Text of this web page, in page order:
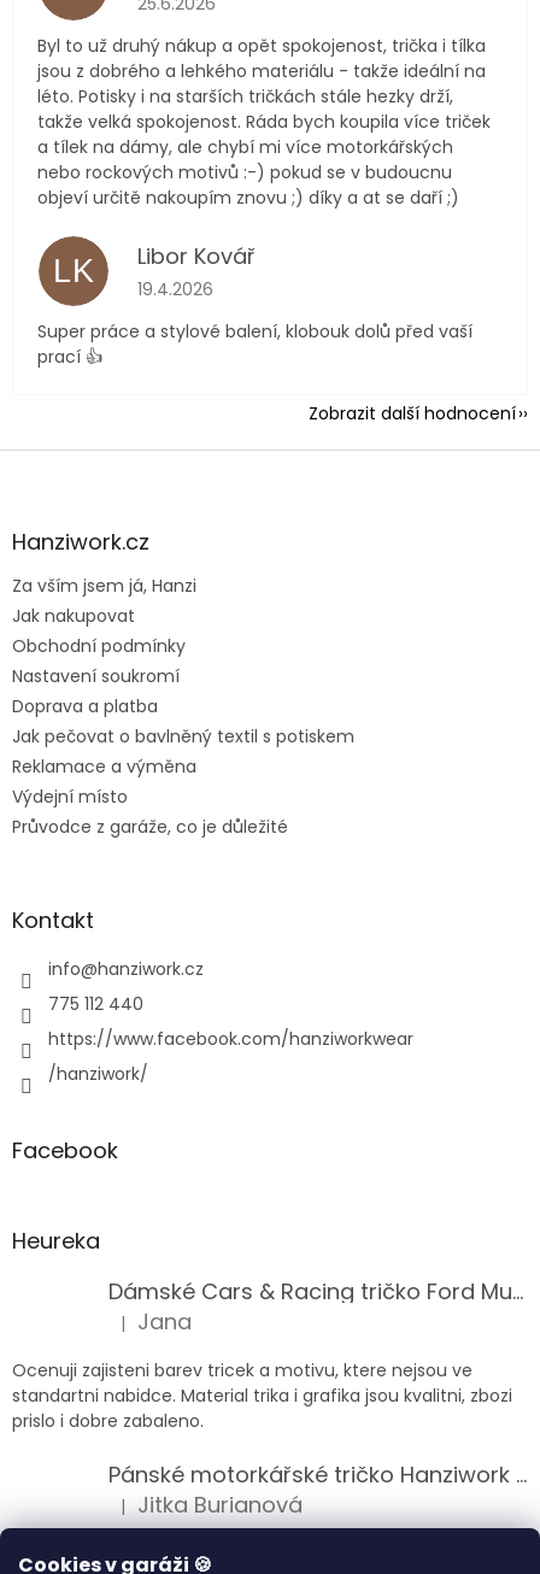
Cookies v garáži 🍪
Byl to už druhý nákup a opět spokojenost, trička i tílka
jsou z dobrého a lehkého materiálu - takže ideální na
léto. Potisky i na starších tričkách stále hezky drží,
takže velká spokojenost. Ráda bych koupila více triček
a tílek na dámy, ale chybí mi více motorkářských
nebo rockových motivů :-) pokud se v budoucnu
objeví určitě nakoupím znovu ;) díky a at se daří ;)
LK Libor Kovář
Hodnocení obchodu je 5 z 5 hvězdiček.
19.4.2026
Super práce a stylové balení, klobouk dolů před vaší
prací 👍
Zobrazit další hodnocení
Z
aHanziwork.cz
Za vším jsem já, Hanzi
Jak nakupovat
Obchodní podmínky
Nastavení soukromí
Doprava a platba
Jak pečovat o bavlněný textil s potiskem
Reklamace a výměna
Výdejní místo
Průvodce z garáže, co je důležité
Kontakt
info@hanziwork.cz
775 112 440
https://www.facebook.com/hanziworkwear
/hanziwork/
Facebook
Heureka
Dámské Cars & Racing tričko Ford Mustang 5. generace
Hodnocení produktu je 5 z 5 hvězdiček.
| Jana
Ocenuji zajisteni barev tricek a motivu, ktere nejsou ve
standartni nabidce. Material trika i grafika jsou kvalitni, zbozi
prislo i dobre zabaleno.
Pánské motorkářské tričko Hanziwork Custom Bobber
Hodnocení produktu je 5 z 5 hvězdiček.
| Jitka Burianová
Splnil očekávání na jedničku